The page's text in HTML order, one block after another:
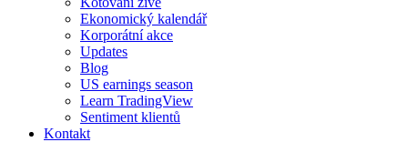
Ekonomický kalendář
Korporátní akce
Updates
Blog
US earnings season
Learn TradingView
Sentiment klientů
Kontakt